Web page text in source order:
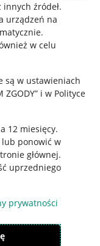
innych źródeł.
urządzeń na
.
w celu
są w ustawieniach
i w Polityce
12 miesięcy.
lub ponowić w
głównej.
uprzedniego
prywatności